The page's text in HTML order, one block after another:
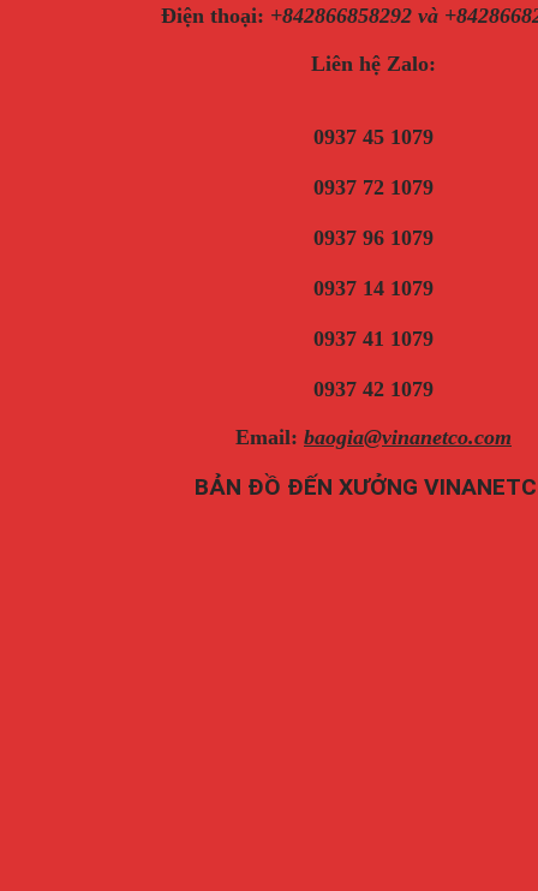
Điện thoại: +842866858292 và
Liên hệ Zalo:
0937 45 1079
0937 72 1079
0937 96 1079
0937 14 1079
0937 41 1079
0937 42 1079
Email: baogia@vinanetco.com
BẢN ĐỒ ĐẾN XƯỞNG